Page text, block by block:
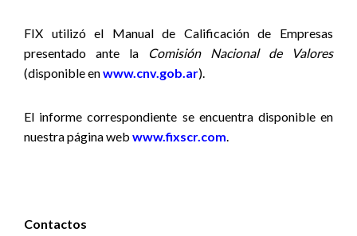
FIX utilizó el Manual de Calificación de Empresas
presentado ante la
Comisión Nacional de Valores
(disponible enwww.cnv.gob.ar).
El informe correspondiente se encuentra disponible en
nuestra página web www.fixscr.com.
Contactos